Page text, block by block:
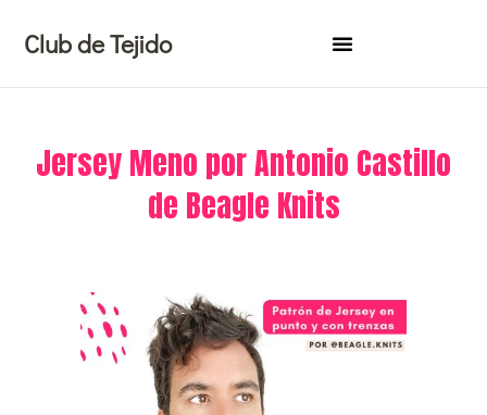
contenido
Club de Tejido
Jersey Meno por Antonio Castillo
de Beagle Knits